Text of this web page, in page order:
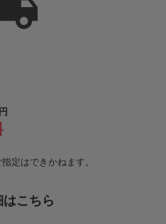
定はできかねます。
はこちら